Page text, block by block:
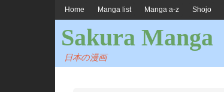
Home Manga list Manga a-z Shojo
Sakura Manga
日本の漫画